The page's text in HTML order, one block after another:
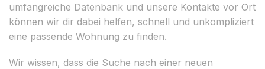
umfangreiche Datenbank und unsere Kontakte vor Ort
können wir dir dabei helfen, schnell und unkompliziert
eine passende Wohnung zu finden.
Wir wissen, dass die Suche nach einer neuen